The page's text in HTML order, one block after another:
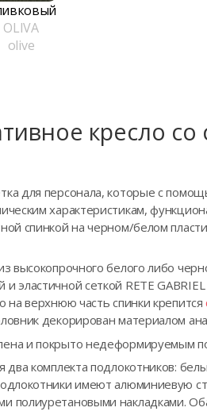
OLIVA
olive
кресло сo
для персонала, которые с
характеристикам,
спинкой на черном/белом
высокопрочного белого либо
эластичной сеткой RETE
на верхнюю часть спинки крепится
декорирован материалом
и покрыто недеформируемым
два комплекта подлокотников:
имеют алюминиевую
полиуретановыми накладками.